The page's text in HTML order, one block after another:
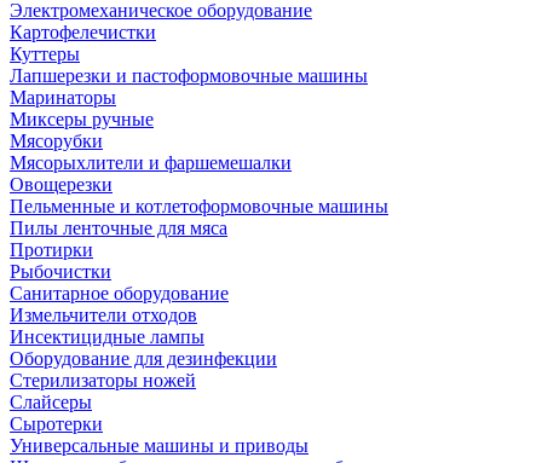
Электромеханическое оборудование
Картофелечистки
Куттеры
Лапшерезки и пастоформовочные машины
Маринаторы
Миксеры ручные
Мясорубки
Мясорыхлители и фаршемешалки
Овощерезки
Пельменные и котлетоформовочные машины
Пилы ленточные для мяса
Протирки
Рыбочистки
Санитарное оборудование
Измельчители отходов
Инсектицидные лампы
Оборудование для дезинфекции
Стерилизаторы ножей
Слайсеры
Сыротерки
Универсальные машины и приводы